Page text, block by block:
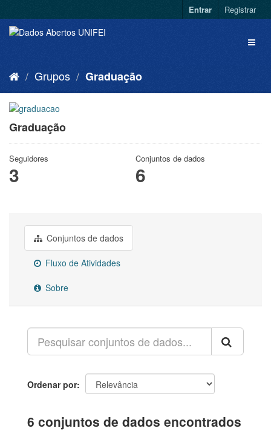
Entrar Registrar
Grupos Graduação
Graduação
Seguidores
3
Conjuntos de dados
6
Conjuntos de dados
Fluxo de Atividades
Sobre
Ordenar por
6 conjuntos de dados encontrados